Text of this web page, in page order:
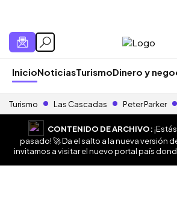
InicioNoticiasTurismoDinero y
Turismo Las Cascadas Peter Parker
CONTENIDO DE ARCHIVO:
pasado! 🚀 Da el salto a la nueva versión
invitamos a visitar el nuevo portal país